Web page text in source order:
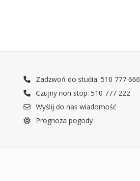
Zadzwoń do studia: 510 777 666
Czujny non stop: 510 777 222
Wyślij do nas wiadomość
Prognoza pogody